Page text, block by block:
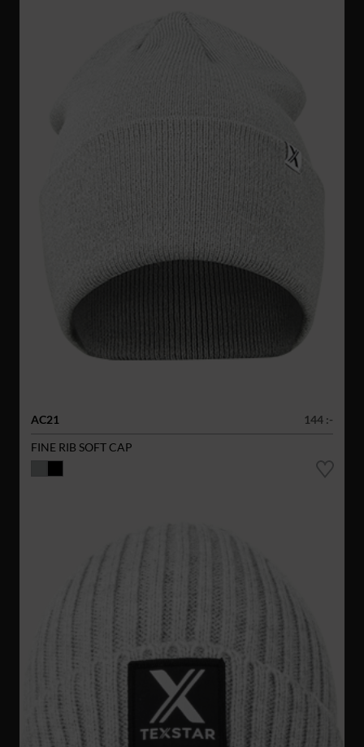
AC21
144 :-
FINE RIB SOFT CAP